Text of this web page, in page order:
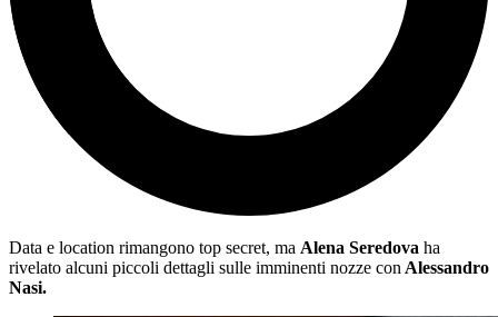
Data e location rimangono top secret, ma Alena Seredova ha
rivelato alcuni piccoli dettagli sulle imminenti nozze con Alessandro
Nasi.